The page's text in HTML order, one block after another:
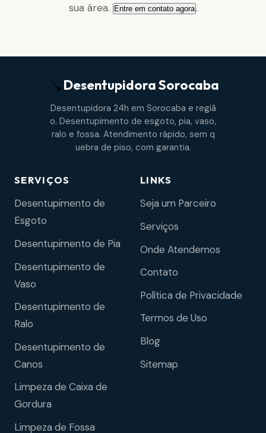
sua área. Entre em contato agora.
DesentupidoraSorocaba
Desentupidora 24h em Sorocaba e regiã
o. Desentupimento de esgoto, pia, vaso,
ralo e fossa. Atendimento rápido, sem q
uebra de piso, com garantia.
SERVIÇOS
Desentupimento de
Esgoto
Desentupimento de Pia
Desentupimento de
Vaso
Desentupimento de
Ralo
Desentupimento de
Canos
Limpeza de Caixa de
Gordura
Limpeza de Fossa
LINKS
Seja um Parceiro
Serviços
Onde Atendemos
Contato
Política de Privacidade
Termos de Uso
Blog
Sitemap